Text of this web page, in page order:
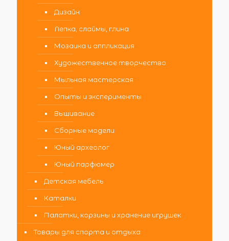
Дизайн
Лепка, слаймы, глина
Мозаика и аппликация
Художественное творчество
Мыльная мастерская
Опыты и эксперименты
Вышивание
Сборные модели
Юный археолог
Юный парфюмер
Детская мебель
Каталки
Палатки, корзины и хранение игрушек
Товары для спорта и отдыха